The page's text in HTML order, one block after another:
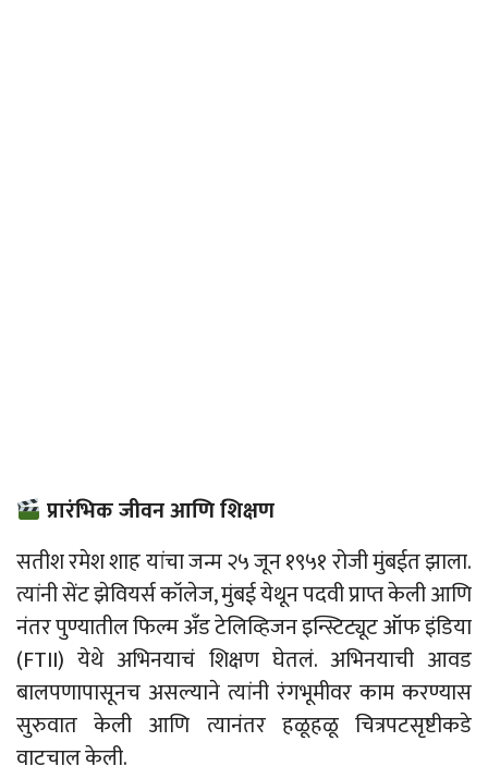
प्रारंभिक जीवन आणि शिक्षण
सतीश रमेश शाह यांचा जन्म २५ जून १९५१ रोजी मुंबईत झाला.
त्यांनी सेंट झेवियर्स कॉलेज, मुंबई येथून पदवी प्राप्त केली आणि
नंतर पुण्यातील फिल्म अँड टेलिव्हिजन इन्स्टिट्यूट ऑफ इंडिया
(FTII)येथे अभिनयाचं शिक्षण घेतलं. अभिनयाची आवड
बालपणापासूनच असल्याने त्यांनी रंगभूमीवर काम करण्यास
सुरुवात केली आणि त्यानंतर हळूहळू चित्रपटसृष्टीकडे
वाटचाल केली.